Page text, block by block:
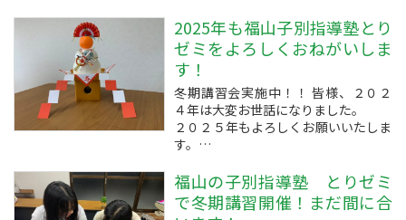
２０２５年もとりゼミをお願いいたし
ます。
お正月早々「宝くじが当たる」という
幸運があり、少しテンションが上がっ
ている塾長のトリゴエです。
皆様にも２０２５年が...
2025年も福山子別指導塾とり
ゼミをよろしくおねがいしま
す！
冬期講習会実施中！！ 皆様、２０２
４年は大変お世話になりました。
２０２５年もよろしくお願いいたしま
す。
日～翌年１月７日）に行っている「冬
期講習会」すが、今までに学習した内
容で十分に理解できていない箇所の、
福山の子別指導塾 とりゼミ
で冬期講習開催！まだ間に合